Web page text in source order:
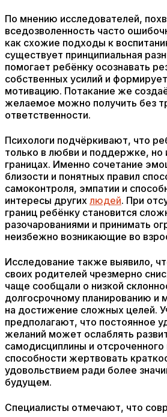
По мнению исследователей,
вседозволенность часто
как схожие подходы к
существует принципиальная
помогает ребёнку осознавать
собственных усилий и
мотивацию. Потакание же
желаемое можно получить без
ответственности.
Психологи подчёркивают, что
только в любви и поддержке, но
границах. Именно сочетание
близости и понятных правил
самоконтроля, эмпатии и
интересы других людей. При
границ ребёнку становится
разочарованиями и принимать
неизбежно возникающие во
Исследование также выявило,
своих родителей чрезмерно
чаще сообщали о низкой
долгосрочному планированию и
на достижение сложных целей.
предполагают, что постоянное
желаний может ослаблять
самодисциплины и
способности жертвовать
удовольствием ради более
будущем.
Специалисты отмечают, что